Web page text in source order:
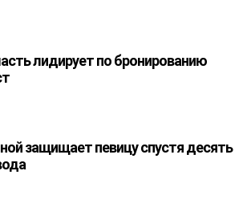
лидирует по бронированию
защищает певицу спустя десять